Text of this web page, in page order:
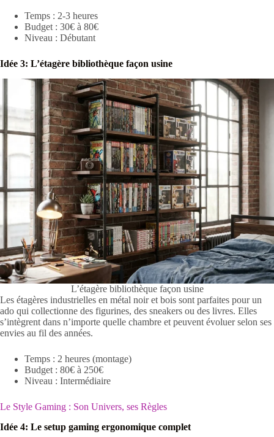
Temps : 2-3 heures
Budget : 30€ à 80€
Niveau : Débutant
Idée 3: L’étagère bibliothèque façon usine
L’étagère bibliothèque façon usine
Les étagères industrielles en métal noir et bois sont parfaites pour un
ado qui collectionne des figurines, des sneakers ou des livres. Elles
s’intègrent dans n’importe quelle chambre et peuvent évoluer selon ses
envies au fil des années.
Temps : 2 heures (montage)
Budget : 80€ à 250€
Niveau : Intermédiaire
Le Style Gaming : Son Univers, ses Règles
Idée 4: Le setup gaming ergonomique complet